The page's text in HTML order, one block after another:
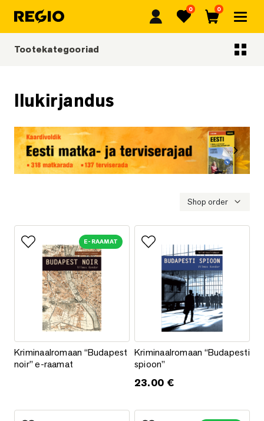
Regio Lemmikud
0
Ostukorv
0
Ilukirjandus
Shop order
E-RAAMAT
Lisa lemmikutesse
Kriminaalromaan “Budapest noir” e-raamat
Kriminaalromaan “Budapest
noir” e-raamat
Lisa lemmikutesse
Kriminaalromaan “Budapesti
Kriminaalromaan “Budapesti
spioon”
23.00 €
Tootekategooriad